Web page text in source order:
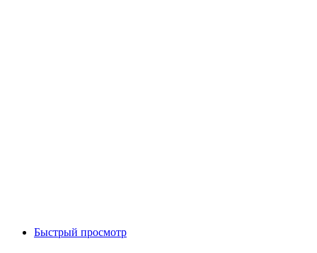
Быстрый просмотр